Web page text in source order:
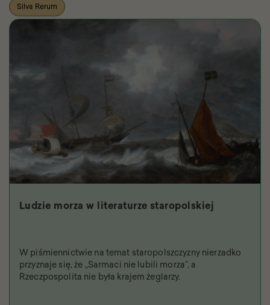
Silva Rerum
Ludzie morza w literaturze staropolskiej
W piśmiennictwie na temat staropolszczyzny nierzadko
przyznaje się, że „Sarmaci nie lubili morza”, a
Rzeczpospolita nie była krajem żeglarzy.